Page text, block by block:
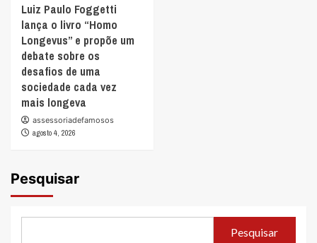
Luiz Paulo Foggetti
lança o livro “Homo
Longevus” e propõe um
debate sobre os
desafios de uma
sociedade cada vez
mais longeva
assessoriadefamosos
agosto 4, 2026
Pesquisar
Pesquisar